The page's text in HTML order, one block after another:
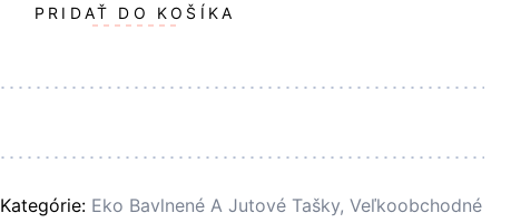
PRIDAŤ DO KOŠÍKA
Kategórie: Eko Bavlnené A Jutové Tašky, Veľkoobchodné